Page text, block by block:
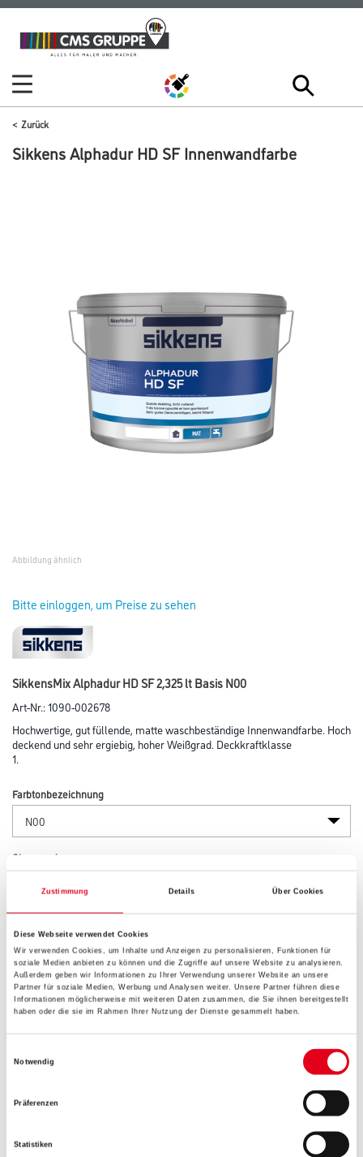
Zustimmung Details Über Cookies
Diese Webseite verwendet Cookies
Wir verwenden Cookies, um Inhalte und Anzeigen zu personalisieren, Funktionen für
soziale Medien anbieten zu können und die Zugriffe auf unsere Website zu analysieren.
Außerdem geben wir Informationen zu Ihrer Verwendung unserer Website an unsere
Partner für soziale Medien, Werbung und Analysen weiter. Unsere Partner führen diese
Informationen möglicherweise mit weiteren Daten zusammen, die Sie ihnen bereitgestellt
haben oder die sie im Rahmen Ihrer Nutzung der Dienste gesammelt haben.
Notwendig
Präferenzen
Statistiken
Zum
Inhalt
Zum
Navigationsmenü
Zurück
Sikkens Alphadur HD SF Innenwandfarbe
Abbildung ähnlich
Bitte einloggen, um Preise zu sehen
SikkensMix Alphadur HD SF 2,325 lt Basis N00
Art-Nr.:1090-002678
Hochwertige, gut füllende, matte waschbeständige Innenwandfarbe. Hoch
deckend und sehr ergiebig, hoher Weißgrad. Deckkraftklasse
1.
Farbtonbezeichnung
Glanzgrad